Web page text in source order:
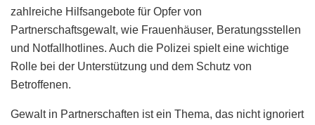
zahlreiche Hilfsangebote für Opfer von
Partnerschaftsgewalt, wie Frauenhäuser, Beratungsstellen
und Notfallhotlines. Auch die Polizei spielt eine wichtige
Rolle bei der Unterstützung und dem Schutz von
Betroffenen.
Gewalt in Partnerschaften ist ein Thema, das nicht ignoriert